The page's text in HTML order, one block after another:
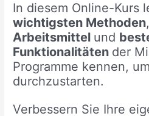
In diesem Online-Kurs
wichtigsten Methoden
Arbeitsmittel und
Funktionalitäten der
Programme kennen,
durchzustarten.
Verbessern Sie Ihre